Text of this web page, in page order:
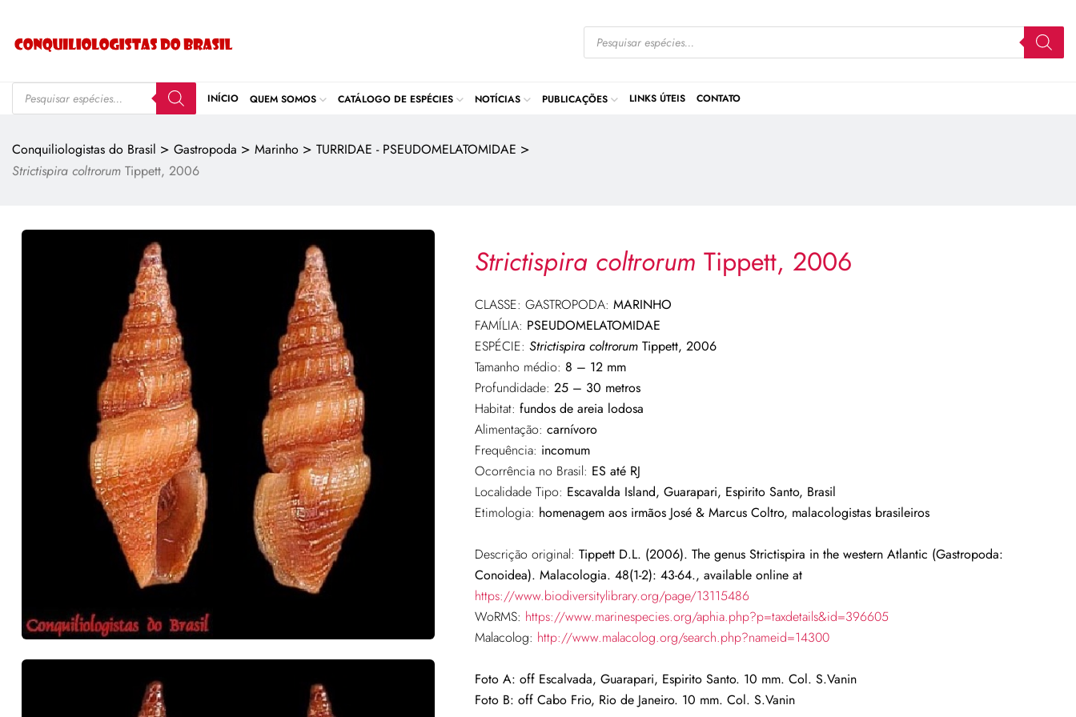
INÍCIO QUEM SOMOS CATÁLOGO DE ESPÉCIES NOTÍCIAS PUBLICAÇÕES LINKS ÚTEIS CONTATO
Conquiliologistas do Brasil > Gastropoda > Marinho > TURRIDAE - PSEUDOMELATOMIDAE >
Strictispira coltrorum Tippett, 2006
Strictispira coltrorum Tippett, 2006
CLASSE: GASTROPODA: MARINHO
FAMÍLIA: PSEUDOMELATOMIDAE
ESPÉCIE: Strictispira coltrorumTippett, 2006
Tamanho médio: 8 – 12 mm
Profundidade: 25 – 30 metros
Habitat: fundos de areia lodosa
Alimentação: carnívoro
Frequência: incomum
Ocorrência no Brasil: ES até RJ
Localidade Tipo: Escavalda Island, Guarapari, Espirito Santo, Brasil
Etimologia: homenagem aos irmãos José & Marcus Coltro, malacologistas brasileiros
Descrição original: Tippett D.L. (2006). The genus Strictispira in the western Atlantic (Gastropoda:
Conoidea). Malacologia. 48(1-2): 43-64., available online at
https://www.biodiversitylibrary.org/page/13115486
WoRMS: https://www.marinespecies.org/aphia.php?p=taxdetails&id=396605
Malacolog: http://www.malacolog.org/search.php?nameid=14300
Foto A: off Escalvada, Guarapari, Espirito Santo. 10 mm. Col. S.Vanin
Foto B: off Cabo Frio, Rio de Janeiro. 10 mm. Col. S.Vanin